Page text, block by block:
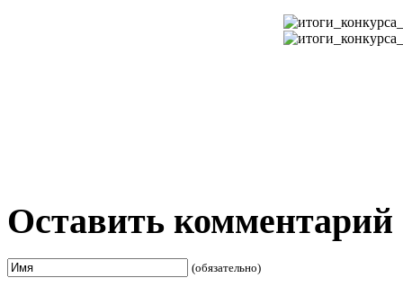
Оставить комментарий
(обязательно)